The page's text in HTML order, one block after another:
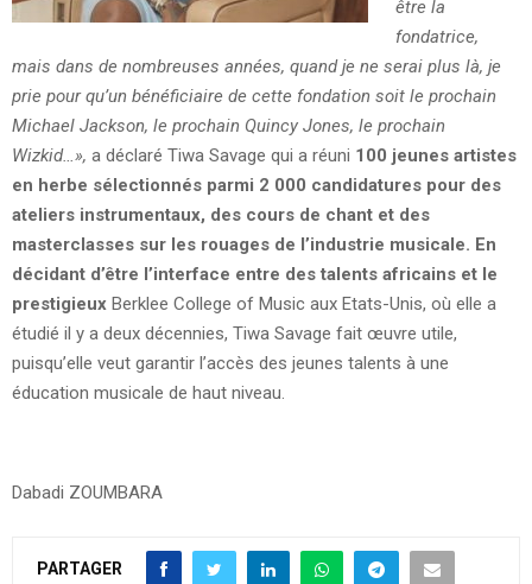
être la
fondatrice,
mais dans de nombreuses années, quand je ne serai plus là, je
prie pour qu’un bénéficiaire de cette fondation soit le prochain
Michael Jackson, le prochain Quincy Jones, le prochain
Wizkid…», a déclaré Tiwa Savage qui a réuni 100 jeunes artistes
en herbe sélectionnés parmi 2 000 candidatures pour des
ateliers instrumentaux, des cours de chant et des
masterclasses sur les rouages de l’industrie musicale. En
décidant d’être l’interface entre des talents africains et le
prestigieux Berklee College of Music aux Etats-Unis, où elle a
étudié il y a deux décennies, Tiwa Savage fait œuvre utile,
puisqu’elle veut garantir l’accès des jeunes talents à une
éducation musicale de haut niveau.
Dabadi ZOUMBARA
PARTAGER